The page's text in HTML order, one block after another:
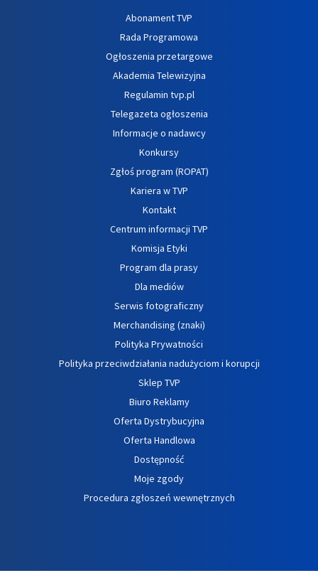
Abonament TVP
Rada Programowa
Ogłoszenia przetargowe
Akademia Telewizyjna
Regulamin tvp.pl
Telegazeta ogłoszenia
Informacje o nadawcy
Konkursy
Zgłoś program (ROPAT)
Kariera w TVP
Kontakt
Centrum informacji TVP
Komisja Etyki
Program dla prasy
Dla mediów
Serwis fotograficzny
Merchandising (znaki)
Polityka Prywatności
Polityka przeciwdziałania nadużyciom i korupcji
Sklep TVP
Biuro Reklamy
Oferta Dystrybucyjna
Oferta Handlowa
Dostępność
Moje zgody
Procedura zgłoszeń wewnętrznych